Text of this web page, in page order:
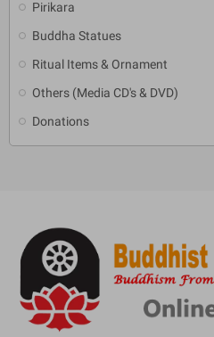
Pirikara
Buddha Statues
Ritual Items & Ornament
Others (Media CD's & DVD)
Donations